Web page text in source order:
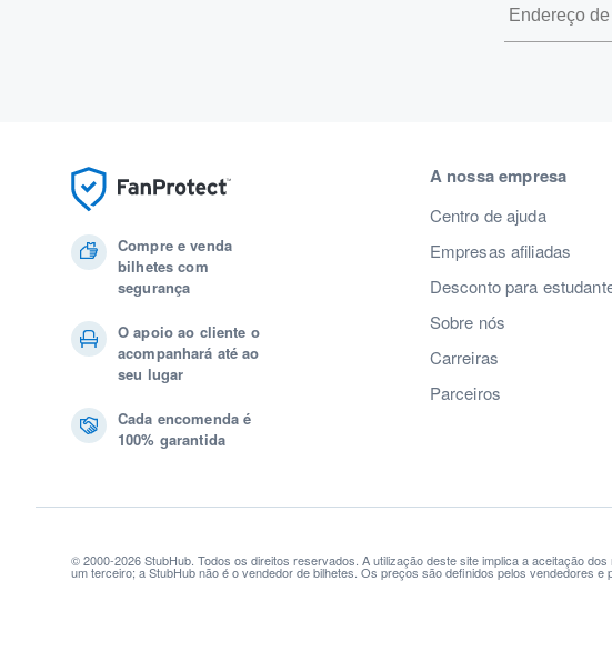
Compre e venda
bilhetes com
segurança
O apoio ao cliente o
acompanhará até ao
seu lugar
Cada encomenda é
100% garantida
A nossa empresa
Centro de ajuda
Empresas afiliadas
Desconto para
Sobre nós
Carreiras
Parceiros
© 2000-2026 StubHub. Todos os direitos reservados. A utilização deste site implica a aceitação dos
um terceiro; a StubHub não é o vendedor de bilhetes. Os preços são definidos pelos vendedores e